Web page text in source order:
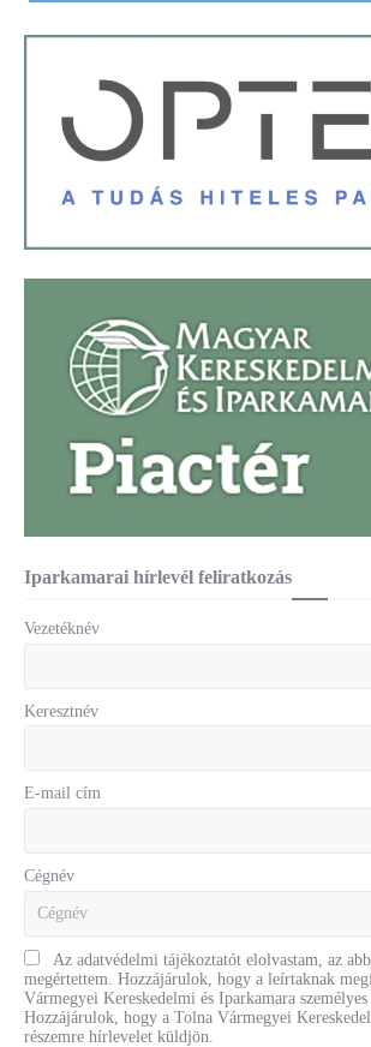
Iparkamarai hírlevél feliratkozás
Vezetéknév
Keresztnév
E-mail cím
Cégnév
Az adatvédelmi tájékoztatót elolvastam, az
megértettem. Hozzájárulok, hogy a leírtaknak
Vármegyei Kereskedelmi és Iparkamara személyes
Hozzájárulok, hogy a Tolna Vármegyei
részemre hírlevelet küldjön.